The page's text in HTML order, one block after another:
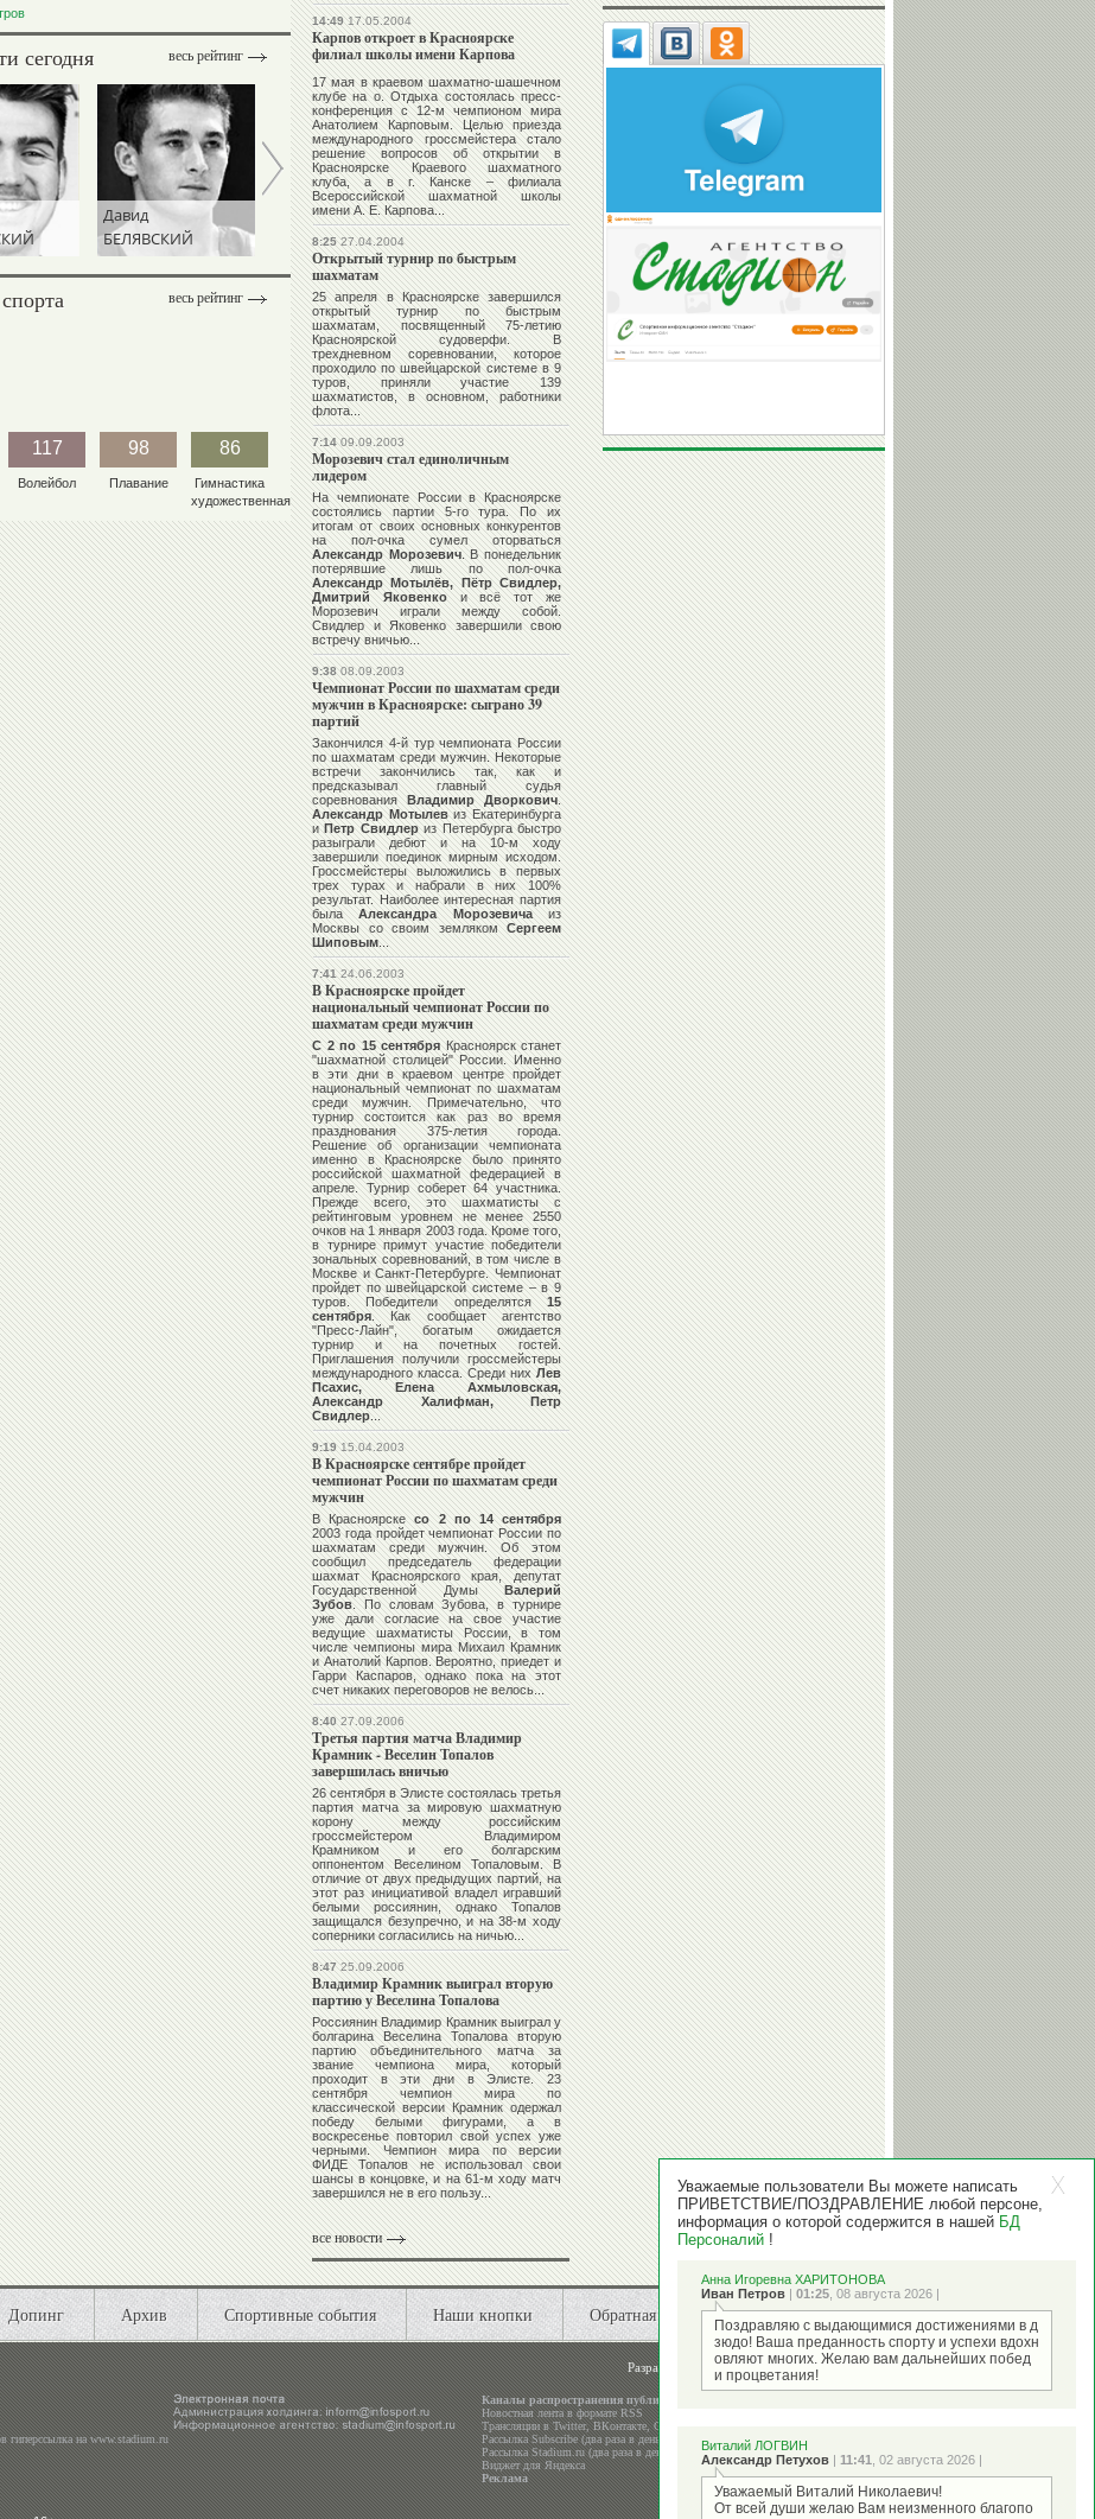
весь рейтинг
сегодня
Наталья
ИЩЕНКО
Егор
МЕХОНЦЕВ
Ирина
ПРИВАЛОВА
Виталий
ЩЕРБО
Лидия
ИВАНОВА
весь рейтинг
117
Волейбол
98
Плавание
86
Гимнастика
художественная
14:4917.05.2004
Карпов откроет в Красноярске
филиал школы имени Карпова
17 мая в краевом шахматно-шашечном
клубе на о. Отдыха состоялась пресс-
конференция с 12-м чемпионом мира
Анатолием Карповым. Целью приезда
международного гроссмейстера стало
решение вопросов об открытии в
Красноярске Краевого шахматного
клуба, а в г. Канске – филиала
Всероссийской шахматной школы
имени А. Е. Карпова...
8:2527.04.2004
Открытый турнир по быстрым
шахматам
25 апреля в Красноярске завершился
открытый турнир по быстрым
шахматам, посвященный 75-летию
Красноярской судоверфи. В
трехдневном соревновании, которое
проходило по швейцарской системе в 9
туров, приняли участие 139
шахматистов, в основном, работники
флота...
7:1409.09.2003
Морозевич стал единоличным
лидером
На чемпионате России в Красноярске
состоялись партии 5-го тура. По их
итогам от своих основных конкурентов
на пол-очка сумел оторваться
Александр Морозевич. В понедельник
потерявшие лишь по пол-очка
Александр Мотылёв, Пётр Свидлер,
Дмитрий Яковенкои всё тот же
Морозевич играли между собой.
Свидлер и Яковенко завершили свою
встречу вничью...
9:3808.09.2003
Чемпионат России по шахматам среди
мужчин в Красноярске: сыграно 39
партий
Закончился 4-й тур чемпионата России
по шахматам среди мужчин. Некоторые
встречи закончились так, как и
предсказывал главный судья
соревнованияВладимир Дворкович.
Александр Мотылевиз Екатеринбурга
иПетр Свидлериз Петербурга быстро
разыграли дебют и на 10-м ходу
завершили поединок мирным исходом.
Гроссмейстеры выложились в первых
трех турах и набрали в них 100%
результат. Наиболее интересная партия
былаАлександра Морозевичаиз
Москвы со своим землякомСергеем
Шиповым...
7:4124.06.2003
В Красноярске пройдет
национальный чемпионат России по
шахматам среди мужчин
С 2 по 15 сентябряКрасноярск станет
"шахматной столицей" России. Именно
в эти дни в краевом центре пройдет
национальный чемпионат по шахматам
среди мужчин. Примечательно, что
турнир состоится как раз во время
празднования 375-летия города.
Решение об организации чемпионата
именно в Красноярске было принято
российской шахматной федерацией в
апреле. Турнир соберет 64 участника.
Прежде всего, это шахматисты с
рейтинговым уровнем не менее 2550
очков на 1 января 2003 года. Кроме того,
в турнире примут участие победители
зональных соревнований, в том числе в
Москве и Санкт-Петербурге. Чемпионат
пройдет по швейцарской системе – в 9
туров. Победители определятся15
сентября. Как сообщает агентство
"Пресс-Лайн", богатым ожидается
турнир и на почетных гостей.
Приглашения получили гроссмейстеры
международного класса. Среди нихЛев
Псахис, Елена Ахмыловская,
Александр Халифман, Петр
Свидлер...
9:1915.04.2003
В Красноярске сентябре пройдет
чемпионат России по шахматам среди
мужчин
В Красноярскесо 2 по 14 сентября
2003 года пройдет чемпионат России по
шахматам среди мужчин. Об этом
сообщил председатель федерации
шахмат Красноярского края, депутат
Государственной ДумыВалерий
Зубов. По словам Зубова, в турнире
уже дали согласие на свое участие
ведущие шахматисты России, в том
числе чемпионы мираМихаил Крамник
иАнатолий Карпов. Вероятно, приедет и
Гарри Каспаров, однако пока на этот
счет никаких переговоров не велось...
8:4027.09.2006
Третья партия матча Владимир
Крамник - Веселин Топалов
завершилась вничью
26 сентября в Элисте состоялась третья
партия матча за мировую шахматную
корону между российским
гроссмейстеромВладимиром
Крамникоми его болгарским
оппонентомВеселином Топаловым. В
отличие от двух предыдущих партий, на
этот раз инициативой владел игравший
белыми россиянин, однако Топалов
защищался безупречно, и на 38-м ходу
соперники согласились на ничью...
8:4725.09.2006
Владимир Крамник выиграл вторую
партию у Веселина Топалова
РоссиянинВладимир Крамниквыиграл у
болгаринаВеселина Топаловавторую
партию объединительного матча за
звание чемпиона мира, который
проходит в эти дни в Элисте. 23
сентября чемпион мира по
классической версии Крамник одержал
победу белыми фигурами, а в
воскресенье повторил свой успех уже
черными. Чемпион мира по версии
ФИДЕ Топалов не использовал свои
шансы в концовке, и на 61-м ходу матч
завершился не в его пользу...
все новости
Допинг Архив Спортивные события Наши кнопки Обратная связь
Разработка и поддержкаООО "Стадион"
гиперссылка наwww.stadium.ru
Каналы распространения публикаций
Новостная лента в формате RSS
Трансляции вTwitter,ВКонтакте,Google+
Рассылка Subscribe (два раза в день)
Рассылка Stadium.ru (два раза в день)
Виджет для Яндекса
Реклама
Уважаемые пользователи Вы можете написать
ПРИВЕТСТВИЕ/ПОЗДРАВЛЕНИЕ любой персоне,
информация о которой содержится в нашей БД
Персоналий !
Анна Игоревна ХАРИТОНОВА
Иван Петров | 01:25 , 08 августа 2026 |
Поздравляю с выдающимися достижениями в д
зюдо! Ваша преданность спорту и успехи вдохн
овляют многих. Желаю вам дальнейших побед
и процветания!
Виталий ЛОГВИН
Александр Петухов | 11:41 , 02 августа 2026 |
Уважаемый Виталий Николаевич!
От всей души желаю Вам неизменного благопо